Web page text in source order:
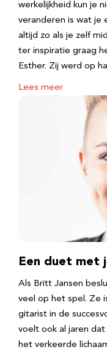
werkelijkheid kun je
veranderen is wat je
altijd zo als je zelf
ter inspiratie graag
Esther. Zij werd op
Lees meer
Een duet met
Als Britt Jansen
veel op het spel. Ze
gitarist in de
voelt ook al jaren
het verkeerde